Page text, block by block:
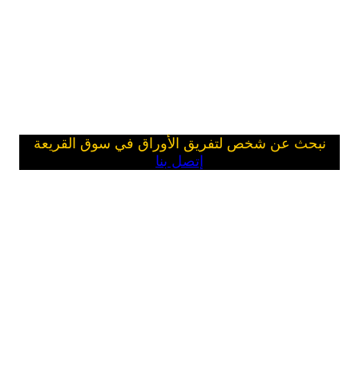
نبحث عن شخص لتفريق الأوراق في سوق القريعة
إتصل بنا